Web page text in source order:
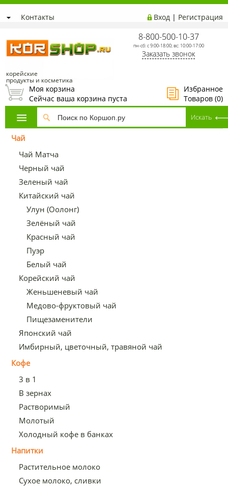
Контакты Вход | Регистрация
корейские
продукты и косметика
8-800-500-10-37
пн-сб: с 9:00-18:00; вс: 10:00-17:00
Заказать звонок
Избранное
Товаров (0)
Моя корзина
Сейчас ваша корзина пуста
Чай
Чай Матча
Черный чай
Зеленый чай
Китайский чай
Улун (Оолонг)
Зелёный чай
Красный чай
Пуэр
Белый чай
Корейский чай
Женьшеневый чай
Медово-фруктовый чай
Пищезаменители
Японский чай
Имбирный, цветочный, травяной чай
Кофе
3 в 1
В зернах
Растворимый
Молотый
Холодный кофе в банках
Напитки
Растительное молоко
Сухое молоко, сливки